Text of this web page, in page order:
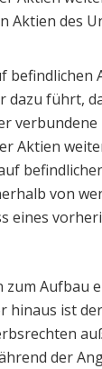
Aktien des
befindlichen
dazu führt,
Aktien
von
eines
zum Aufbau
hinaus ist
der